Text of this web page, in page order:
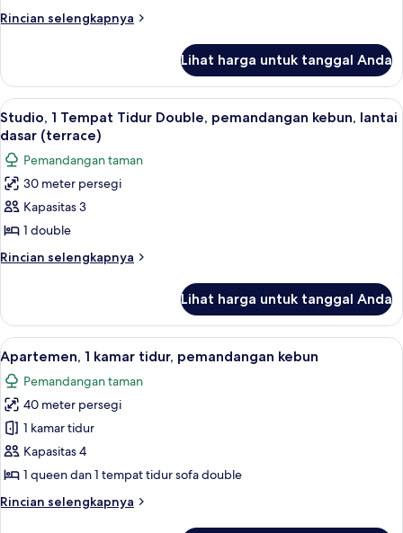
balkon,
Rincian selengkapnya
Rincian
Apartemen,
kamar
tidur,
pemandangan
laut
Lihat harga untuk tanggal Anda
Lihat
semua
foto
untuk
Studio,
1
Tempat
Tidur
kebun,
lantai
dasar
(terrace)
8
Studio, 1 Tempat Tidur Double, pemandangan kebun, lantai
dasar (terrace)
Pemandangan taman
30 meter persegi
Kapasitas 3
1 double
Rincian selengkapnya
Rincian
Studio,
Tempat
Tidur
Double,
pemandangan
kebun,
lantai
dasar
(terrace)
Lihat harga untuk tanggal Anda
Lihat
semua
foto
untuk
Apartemen,
1
kamar
pemandangan
9
Apartemen, 1 kamar tidur, pemandangan kebun
Pemandangan taman
40 meter persegi
1 kamar tidur
Kapasitas 4
1 queen dan 1 tempat tidur sofa double
Rincian selengkapnya
Rincian